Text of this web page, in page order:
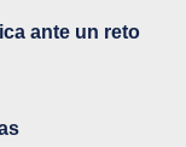
ante un reto